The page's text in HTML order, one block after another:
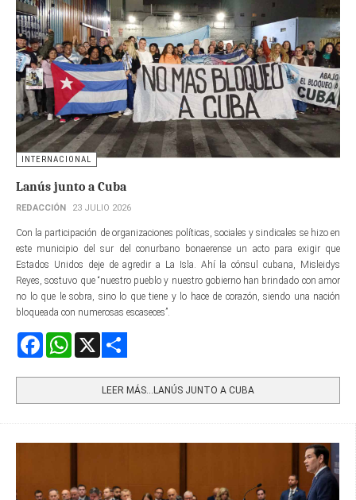
INTERNACIONAL
Lanús junto a Cuba
REDACCIÓN 23 JULIO 2026
Con la participación de organizaciones políticas, sociales y sindicales se hizo en
este municipio del sur del conurbano bonaerense un acto para exigir que
Estados Unidos deje de agredir a La Isla. Ahí la cónsul cubana, Misleidys
Reyes, sostuvo que “nuestro pueblo y nuestro gobierno han brindado con amor
no lo que le sobra, sino lo que tiene y lo hace de corazón, siendo una nación
bloqueada con numerosas escaseces”.
FacebookWhatsApp
LEER MÁS…LANÚS JUNTO A CUBA